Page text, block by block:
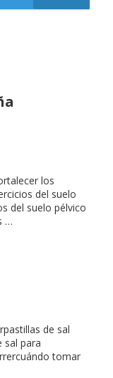
los
del suelo
del suelo pélvico
…
de sal
sal para
tomar